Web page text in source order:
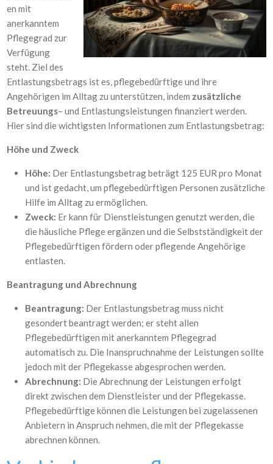
en mit
anerkanntem
Pflegegrad zur
Verfügung
steht. Ziel des
Entlastungsbetrags ist es, pflegebedürftige und ihre
Angehörigen im Alltag zu unterstützen, indem zusätzliche
Betreuungs– und Entlastungsleistungen finanziert werden.
Hier sind die wichtigsten Informationen zum Entlastungsbetrag:
Höhe und Zweck
Höhe: Der Entlastungsbetrag beträgt 125 EUR pro Monat
und ist gedacht, um pflegebedürftigen Personen zusätzliche
Hilfe im Alltag zu ermöglichen.
Zweck: Er kann für Dienstleistungen genutzt werden, die
die häusliche Pflege ergänzen und die Selbstständigkeit der
Pflegebedürftigen fördern oder pflegende Angehörige
entlasten.
Beantragung und Abrechnung
Beantragung: Der Entlastungsbetrag muss nicht
gesondert beantragt werden; er steht allen
Pflegebedürftigen mit anerkanntem Pflegegrad
automatisch zu. Die Inanspruchnahme der Leistungen sollte
jedoch mit der Pflegekasse abgesprochen werden.
Abrechnung: Die Abrechnung der Leistungen erfolgt
direkt zwischen dem Dienstleister und der Pflegekasse.
Pflegebedürftige können die Leistungen bei zugelassenen
Anbietern in Anspruch nehmen, die mit der Pflegekasse
abrechnen können.